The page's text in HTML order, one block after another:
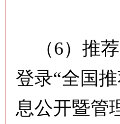
（6）推荐
登录“全国
息公开暨管